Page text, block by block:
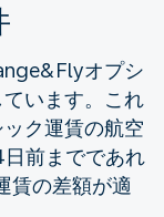
オプシ
います。これ
ク運賃の航空
前までであれ
賃の差額が適